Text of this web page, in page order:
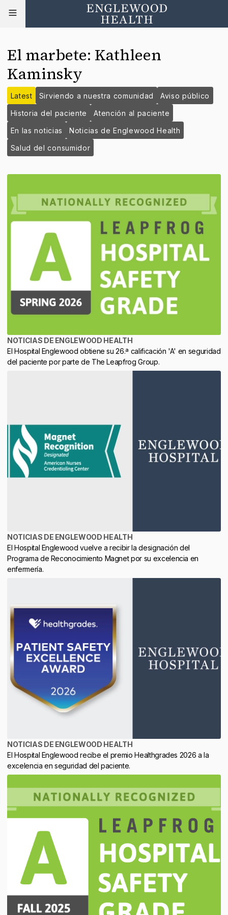
El marbete: Kathleen
Kaminsky
Latest Sirviendo a nuestra comunidad
Aviso público
Historia del paciente
Atención al paciente
En las noticias
Noticias de Englewood Health
Salud del consumidor
NOTICIAS DE ENGLEWOOD HEALTH
El Hospital Englewood obtiene su 26.ª calificación 'A' en seguridad
del paciente por parte de The Leapfrog Group.
NOTICIAS DE ENGLEWOOD HEALTH
El Hospital Englewood vuelve a recibir la designación del
Programa de Reconocimiento Magnet por su excelencia en
enfermería.
NOTICIAS DE ENGLEWOOD HEALTH
El Hospital Englewood recibe el premio Healthgrades 2026 a la
excelencia en seguridad del paciente.